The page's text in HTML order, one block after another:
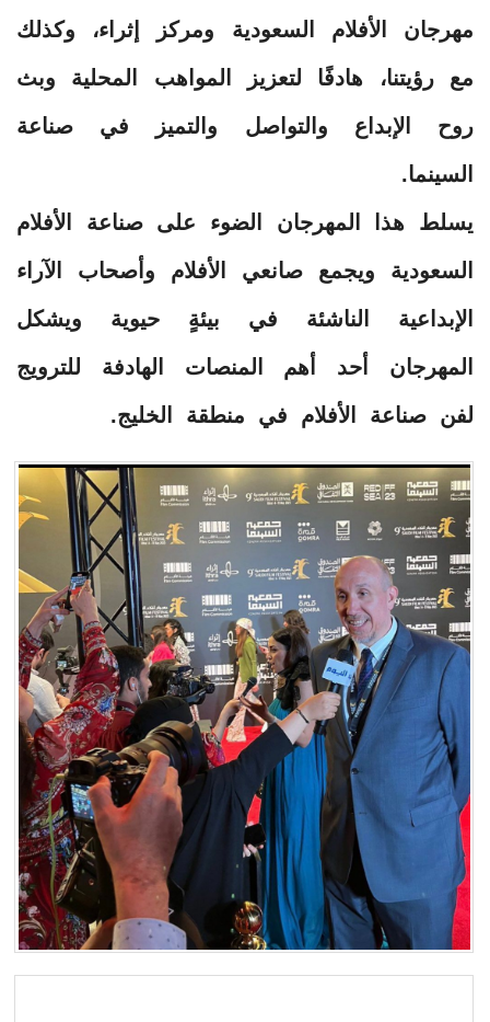
مهرجان الأفلام السعودية ومركز إثراء، وكذلك
مع رؤيتنا، هادفًا لتعزيز المواهب المحلية وبث
روح الإبداع والتواصل والتميز في صناعة
السينما.
يسلط هذا المهرجان الضوء على صناعة الأفلام
السعودية ويجمع صانعي الأفلام وأصحاب الآراء
الإبداعية الناشئة في بيئةٍ حيوية ويشكل
المهرجان أحد أهم المنصات الهادفة للترويج
لفن صناعة الأفلام في منطقة الخليج.